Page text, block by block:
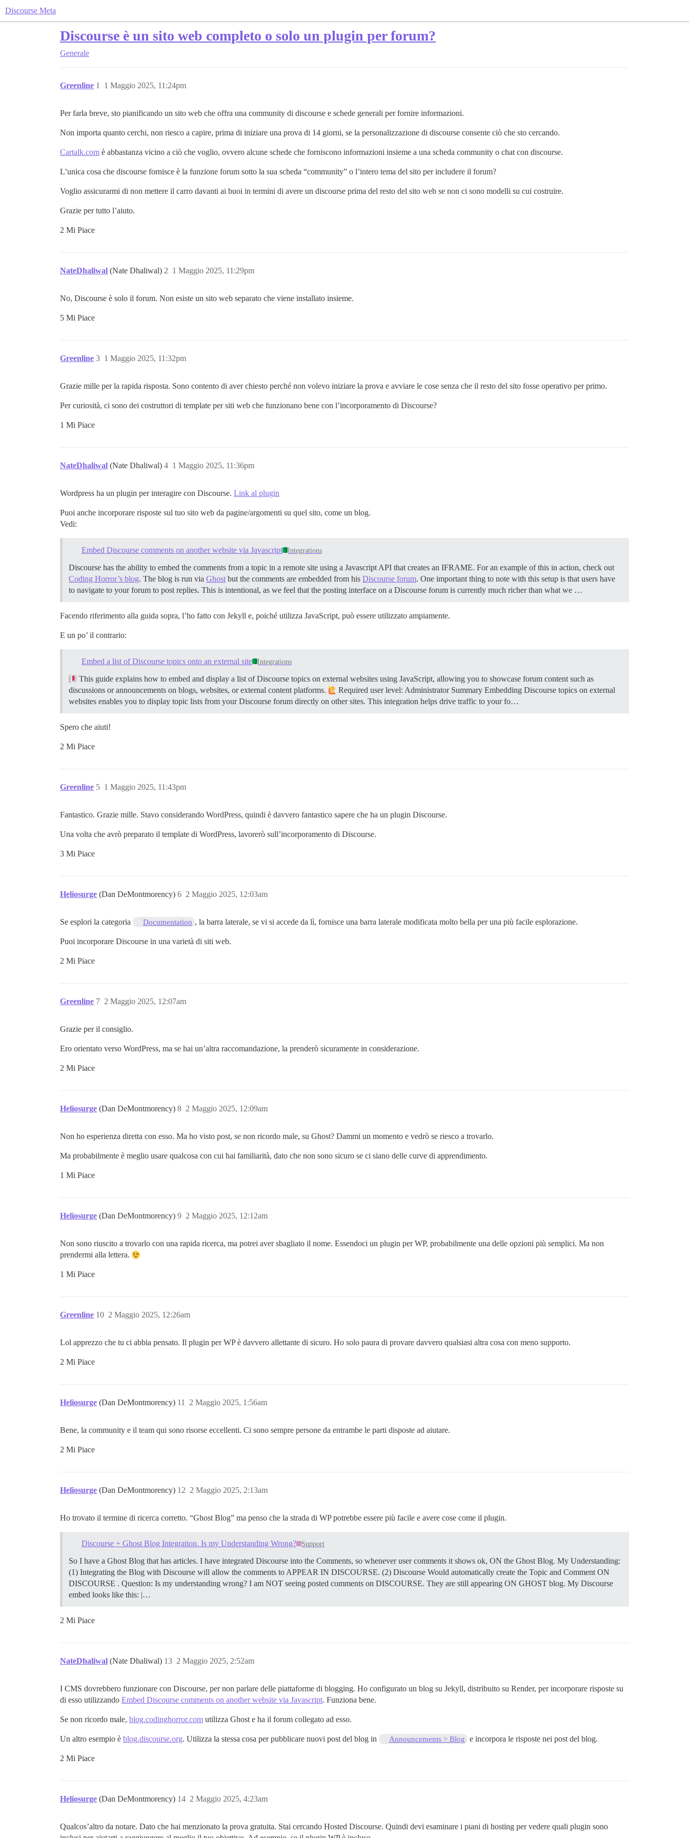
Discourse Meta
Discourse è un sito web completo o solo un plugin per forum?
Generale
Greenline 1 Maggio 2025, 11:24pm
1
Per farla breve, sto pianificando un sito web che offra una community di discourse e schede generali per fornire informazioni.
Non importa quanto cerchi, non riesco a capire, prima di iniziare una prova di 14 giorni, se la personalizzazione di discourse consente ciò che sto cercando.
Cartalk.com è abbastanza vicino a ciò che voglio, ovvero alcune schede che forniscono informazioni insieme a una scheda community o chat con discourse.
L’unica cosa che discourse fornisce è la funzione forum sotto la sua scheda “community” o l’intero tema del sito per includere il forum?
Voglio assicurarmi di non mettere il carro davanti ai buoi in termini di avere un discourse prima del resto del sito web se non ci sono modelli su cui costruire.
Grazie per tutto l’aiuto.
2 Mi Piace
NateDhaliwal (Nate Dhaliwal) 1 Maggio 2025, 11:29pm
2
No, Discourse è solo il forum. Non esiste un sito web separato che viene installato insieme.
5 Mi Piace
Greenline 1 Maggio 2025, 11:32pm
3
Grazie mille per la rapida risposta. Sono contento di aver chiesto perché non volevo iniziare la prova e avviare le cose senza che il resto del sito fosse operativo per primo.
Per curiosità, ci sono dei costruttori di template per siti web che funzionano bene con l’incorporamento di Discourse?
1 Mi Piace
NateDhaliwal (Nate Dhaliwal) 1 Maggio 2025, 11:36pm
4
Wordpress ha un plugin per interagire con Discourse. Link al plugin
Puoi anche incorporare risposte sul tuo sito web da pagine/argomenti su quel sito, come un blog.
Vedi:
Embed Discourse comments on another website via Javascript Integrations
Discourse has the ability to embed the comments from a topic in a remote site using a Javascript API that creates an IFRAME. For an example of this in action, check out
Coding Horror’s blog. The blog is run via Ghost but the comments are embedded from his Discourse forum. One important thing to note with this setup is that users have
to navigate to your forum to post replies. This is intentional, as we feel that the posting interface on a Discourse forum is currently much richer than what we …
Facendo riferimento alla guida sopra, l’ho fatto con Jekyll e, poiché utilizza JavaScript, può essere utilizzato ampiamente.
E un po’ il contrario:
Embed a list of Discourse topics onto an external site Integrations
This guide explains how to embed and display a list of Discourse topics on external websites using JavaScript, allowing you to showcase forum content such as
discussions or announcements on blogs, websites, or external content platforms.
Required user level: Administrator Summary Embedding Discourse topics on external
websites enables you to display topic lists from your Discourse forum directly on other sites. This integration helps drive traffic to your fo…
Spero che aiuti!
2 Mi Piace
Greenline 1 Maggio 2025, 11:43pm
5
Fantastico. Grazie mille. Stavo considerando WordPress, quindi è davvero fantastico sapere che ha un plugin Discourse.
Una volta che avrò preparato il template di WordPress, lavorerò sull’incorporamento di Discourse.
3 Mi Piace
Heliosurge (Dan DeMontmorency) 2 Maggio 2025, 12:03am
6
Se esplori la categoria Documentation , la barra laterale, se vi si accede da lì, fornisce una barra laterale modificata molto bella per una più facile esplorazione.
Puoi incorporare Discourse in una varietà di siti web.
2 Mi Piace
Greenline 2 Maggio 2025, 12:07am
7
Grazie per il consiglio.
Ero orientato verso WordPress, ma se hai un’altra raccomandazione, la prenderò sicuramente in considerazione.
2 Mi Piace
Heliosurge (Dan DeMontmorency) 2 Maggio 2025, 12:09am
8
Non ho esperienza diretta con esso. Ma ho visto post, se non ricordo male, su Ghost? Dammi un momento e vedrò se riesco a trovarlo.
Ma probabilmente è meglio usare qualcosa con cui hai familiarità, dato che non sono sicuro se ci siano delle curve di apprendimento.
1 Mi Piace
Heliosurge (Dan DeMontmorency) 2 Maggio 2025, 12:12am
9
Non sono riuscito a trovarlo con una rapida ricerca, ma potrei aver sbagliato il nome. Essendoci un plugin per WP, probabilmente una delle opzioni più semplici. Ma non
prendermi alla lettera.
1 Mi Piace
Greenline 2 Maggio 2025, 12:26am
10
Lol apprezzo che tu ci abbia pensato. Il plugin per WP è davvero allettante di sicuro. Ho solo paura di provare davvero qualsiasi altra cosa con meno supporto.
2 Mi Piace
Heliosurge (Dan DeMontmorency) 2 Maggio 2025, 1:56am
11
Bene, la community e il team qui sono risorse eccellenti. Ci sono sempre persone da entrambe le parti disposte ad aiutare.
2 Mi Piace
Heliosurge (Dan DeMontmorency) 2 Maggio 2025, 2:13am
12
Ho trovato il termine di ricerca corretto. “Ghost Blog” ma penso che la strada di WP potrebbe essere più facile e avere cose come il plugin.
Discourse + Ghost Blog Integration. Is my Understanding Wrong? Support
So I have a Ghost Blog that has articles. I have integrated Discourse into the Comments, so whenever user comments it shows ok, ON the Ghost Blog. My Understanding:
(1) Integrating the Blog with Discourse will allow the comments to APPEAR IN DISCOURSE. (2) Discourse Would automatically create the Topic and Comment ON
DISCOURSE . Question: Is my understanding wrong? I am NOT seeing posted comments on DISCOURSE. They are still appearing ON GHOST blog. My Discourse
embed looks like this: |…
2 Mi Piace
NateDhaliwal (Nate Dhaliwal) 2 Maggio 2025, 2:52am
13
I CMS dovrebbero funzionare con Discourse, per non parlare delle piattaforme di blogging. Ho configurato un blog su Jekyll, distribuito su Render, per incorporare risposte su
di esso utilizzando Embed Discourse comments on another website via Javascript. Funziona bene.
Se non ricordo male, blog.codinghorror.com utilizza Ghost e ha il forum collegato ad esso.
Un altro esempio è blog.discourse.org. Utilizza la stessa cosa per pubblicare nuovi post del blog in Announcements > Blog e incorpora le risposte nei post del blog.
2 Mi Piace
Heliosurge (Dan DeMontmorency) 2 Maggio 2025, 4:23am
14
Qualcos’altro da notare. Dato che hai menzionato la prova gratuita. Stai cercando Hosted Discourse. Quindi devi esaminare i piani di hosting per vedere quali plugin sono